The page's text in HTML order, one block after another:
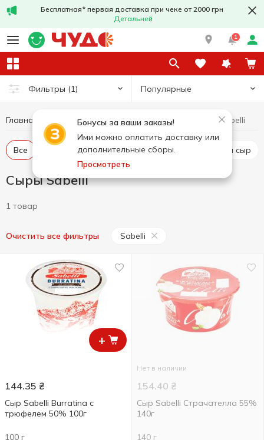
Бесплатная* первая доставка при чеке от 2000 грн
Детальней
1
Фильтры (1) Популярные
Бонусы за ваши заказы!
Ими можно оплатить доставку или
дополнительные сборы.
Просмотреть
Главная Яйца и молочные продукты Сыры Сыры Sabelli
Все Твердый и полутвердый сыр Рассольный сыр
Сыры Sabelli
1 товар
Очистить все фильтры Sabelli
+
144.35 ₴
Сыр Sabelli Burratina с
трюфелем 50% 100г
100 г
Нет в наличии
154.40 ₴
Сыр Sabelli Страчателла 55%
140г
140 г